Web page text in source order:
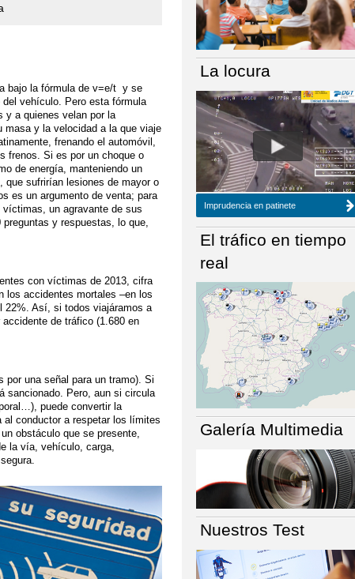
bajo la fórmula de v=e/t y se
vehículo. Pero esta fórmula
y a quienes velan por la
masa y la velocidad a la que viaje
frenando el automóvil,
frenos. Si es por un choque o
de energía, manteniendo un
que sufrirían lesiones de mayor o
es un argumento de venta; para
un agravante de sus
y respuestas, lo que,
con víctimas de 2013, cifra
los accidentes mortales –en los
22%. Así, si todos viajáramos a
de tráfico (1.680 en
una señal para un tramo). Si
sancionado. Pero, aun si circula
puede convertir la
al conductor a respetar los límites
obstáculo que se presente,
la vía, vehículo, carga,
NÚMERO ACTUAL HEMEROTECA
La locura
Imprudencia en patinete
El tráfico en tiempo
real
Galería Multimedia
Nuestros Test